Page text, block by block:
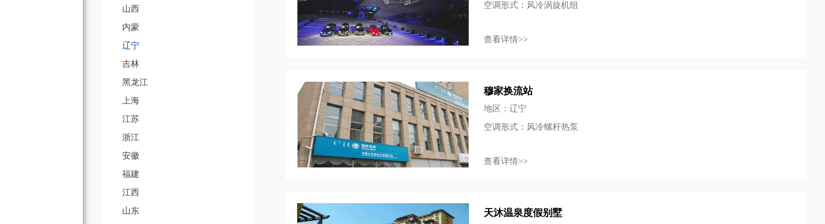
山西
内蒙
辽宁
吉林
黑龙江
上海
江苏
浙江
安徽
福建
江西
山东
空调形式：风冷涡旋机组
查看详情>>
穆家换流站
地区：辽宁
空调形式：风冷螺杆热泵
查看详情>>
天沐温泉度假别墅